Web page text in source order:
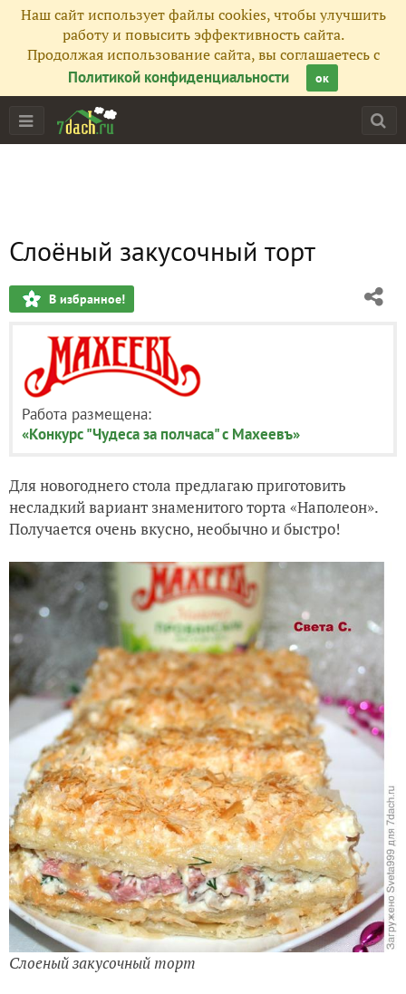
Наш сайт использует файлы cookies, чтобы улучшить
работу и повысить эффективность сайта.
Продолжая использование сайта, вы соглашаетесь с
Политикой конфиденциальности
ок
Слоёный закусочный торт
В избранное!
Работа размещена:
«Конкурс "Чудеса за полчаса" с Махеевъ»
Для новогоднего стола предлагаю приготовить
несладкий вариант знаменитого торта «Наполеон».
Получается очень вкусно, необычно и быстро!
Слоеный закусочный торт